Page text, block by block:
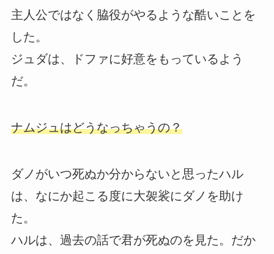
主人公ではなく脇役がやるような酷いことを
した。
ジュダは、ドファに好意をもっているよう
だ。
ナムジュはどうなっちゃうの？
ダノがいつ死ぬか分からないと思ったハル
は、なにか起こる度に大袈裟にダノを助け
た。
ハルは、過去の話で君が死ぬのを見た。だか